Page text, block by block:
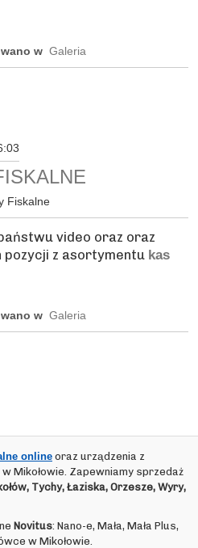
w Galeria
Fiskalne
video oraz oraz
pozycji z asortymentu kas
w Galeria
onlineoraz urządzenia z
Mikołowie. Zapewniamy sprzedaż
Tychy, Łaziska, Orzesze, Wyry,
Novitus: Nano-e, Mała, Mała Plus,
w Mikołowie.